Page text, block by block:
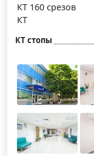
КТ 160 срезов
КТ
КТ стопы